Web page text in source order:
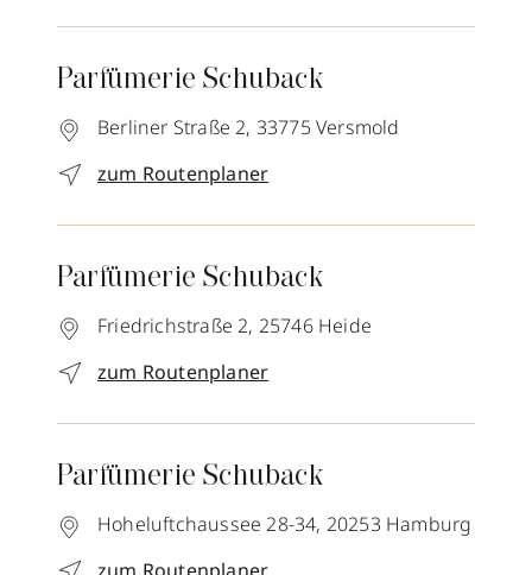
Parfümerie Schuback
Berliner Straße 2, 33775Versmold
zum Routenplaner
Parfümerie Schuback
Friedrichstraße 2, 25746 Heide
zum Routenplaner
Parfümerie Schuback
Hoheluftchaussee 28-34, 20253 Hamburg